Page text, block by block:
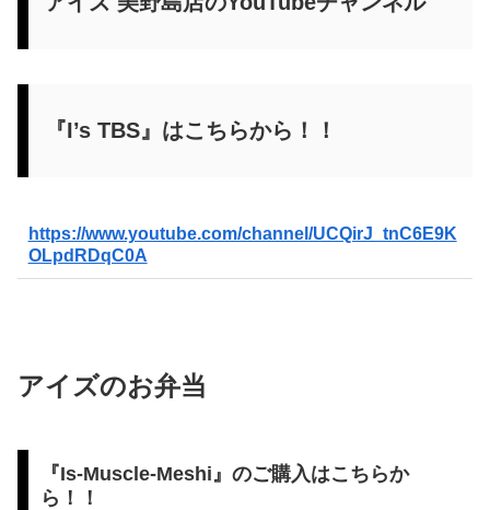
『I’s TBS』はこちらから！！
https://www.youtube.com/channel/UCQirJ_tnC6E9K
OLpdRDqC0A
アイズのお弁当
『Is-Muscle-Meshi』のご購入はこちらか
ら！！